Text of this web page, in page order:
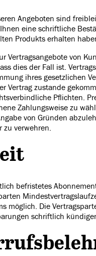
Angeboten sind
eine schriftliche
Produkts erhalten
Vertragsangebote von
dies der Fall ist.
ihres gesetzlichen
Vertrag zustande
Pflichten.
Zahlungsweise zu
von Gründen
zu verwehren.
befristetes
möglich. Die
schriftlich